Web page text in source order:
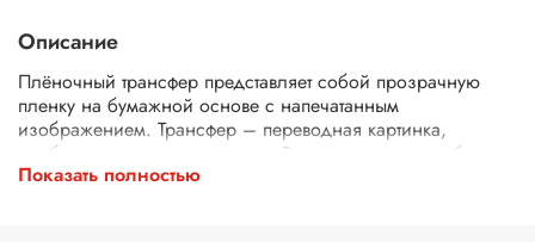
Описание
Плёночный трансфер представляет собой прозрачную
пленку на бумажной основе с напечатанным
изображением. Трансфер – переводная картинка,
изображение, с его помощью Ваше изделие приобретет
неповторимость и уникальность. Трансферной бумагой
Показать полностью